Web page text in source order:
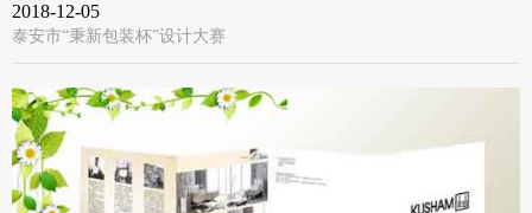
2018-12-05
泰安市“秉新包装杯”设计大赛